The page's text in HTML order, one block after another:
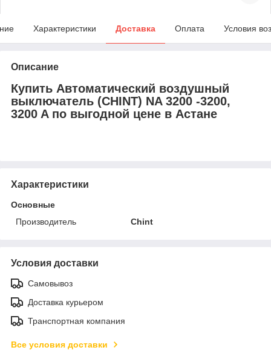
Характеристики Доставка Оплата Условия
Описание
Купить Автоматический воздушный
выключатель (CHINT) NA 3200 -3200,
3200 A по выгодной цене в Астане
Характеристики
Основные
Производитель
Chint
Условия доставки
Самовывоз
Доставка курьером
Транспортная компания
Все условия доставки